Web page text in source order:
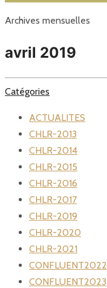
Archives mensuelles
avril 2019
Catégories
ACTUALITES
CHLR-2013
CHLR-2014
CHLR-2015
CHLR-2016
CHLR-2017
CHLR-2019
CHLR-2020
CHLR-2021
CONFLUENT2022
CONFLUENT2023